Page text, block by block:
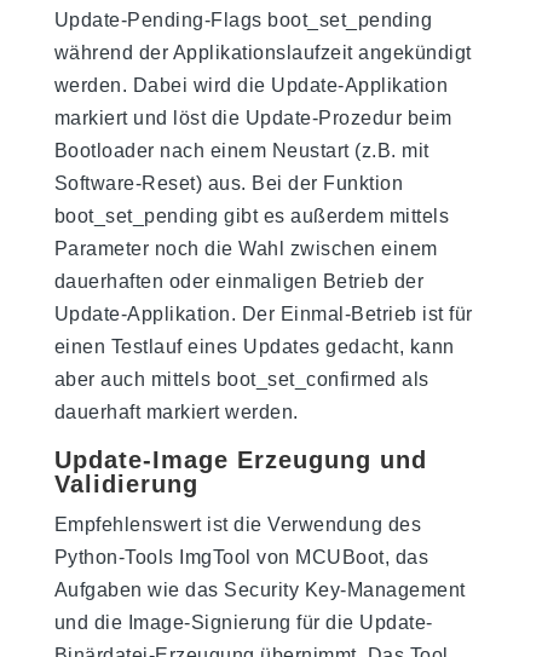
Update-Pending-Flags boot_set_pending
während der Applikationslaufzeit angekündigt
werden. Dabei wird die Update-Applikation
markiert und löst die Update-Prozedur beim
Bootloader nach einem Neustart (z.B. mit
Software-Reset) aus. Bei der Funktion
boot_set_pending gibt es außerdem mittels
Parameter noch die Wahl zwischen einem
dauerhaften oder einmaligen Betrieb der
Update-Applikation. Der Einmal-Betrieb ist für
einen Testlauf eines Updates gedacht, kann
aber auch mittels boot_set_confirmed als
dauerhaft markiert werden.
Update-Image Erzeugung und
Validierung
Empfehlenswert ist die Verwendung des
Python-Tools ImgTool von MCUBoot, das
Aufgaben wie das Security Key-Management
und die Image-Signierung für die Update-